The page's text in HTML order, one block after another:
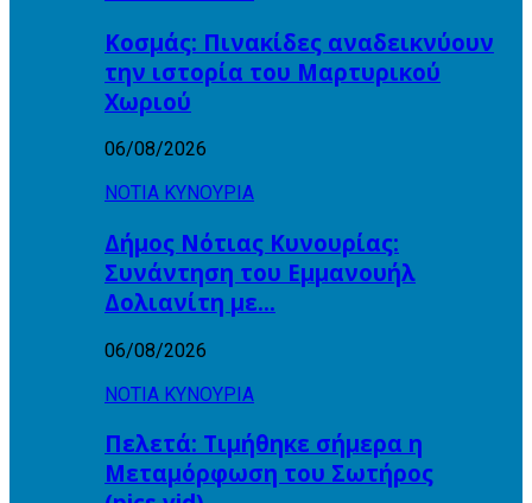
Κοσμάς: Πινακίδες αναδεικνύουν
την ιστορία του Μαρτυρικού
Χωριού
06/08/2026
ΝΟΤΙΑ ΚΥΝΟΥΡΙΑ
Δήμος Νότιας Κυνουρίας:
Συνάντηση του Εμμανουήλ
Δολιανίτη με…
06/08/2026
ΝΟΤΙΑ ΚΥΝΟΥΡΙΑ
Πελετά: Τιμήθηκε σήμερα η
Μεταμόρφωση του Σωτήρος